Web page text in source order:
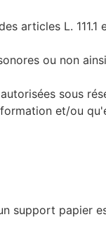
articles L.
ou non
sous
et/ou
support papier